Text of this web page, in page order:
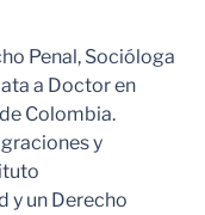
Penal, Socióloga
a Doctor en
Colombia.
y
y un Derecho